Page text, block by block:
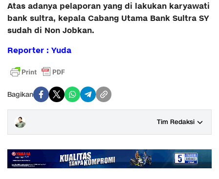
Atas adanya pelaporan yang di lakukan karyawati
bank sultra, kepala Cabang Utama Bank Sultra SY
sudah di Non Jobkan.
Reporter : Yuda
Bagikan
Tim Redaksi